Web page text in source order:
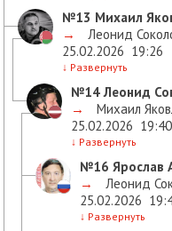
№13 Михаил
→
Леонид
25.02.2026 19:26
↓ Развернуть
№14Леонид
→
Михаил
25.02.2026 19:40
↓ Развернуть
№16 Ярослав
→
Леонид
25.02.2026
↓ Развернуть